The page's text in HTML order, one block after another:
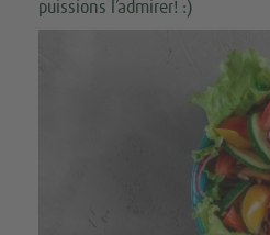
puissions l’admirer! :)